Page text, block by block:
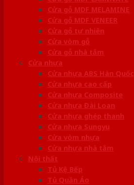
Cửa gỗ MDF MELAMINE
Cửa gỗ MDF VENEER
Cửa gỗ tự nhiên
Cửa vòm gỗ
Cửa gỗ nhà tắm
Cửa nhựa
Cửa nhựa ABS Hàn Quốc
Cửa nhựa cao cấp
Cửa nhựa Composite
Cửa nhựa Đài Loan
Cửa nhựa ghép thanh
Cửa nhựa Sungyu
Cửa vòm nhựa
Cửa nhựa nhà tắm
Nội thất
Tủ Kệ Bếp
Tủ Quần Áo